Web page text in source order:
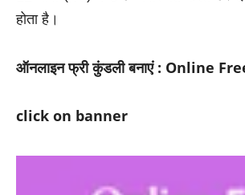
होता है।
ऑनलाइन फ्री कुंडली बनाएं : Online
click on banner